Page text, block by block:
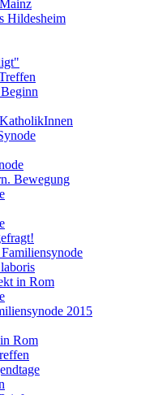
Hildesheim
Bewegung
in Rom
2015
Rom